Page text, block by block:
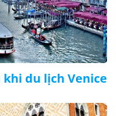
du lịch Venice